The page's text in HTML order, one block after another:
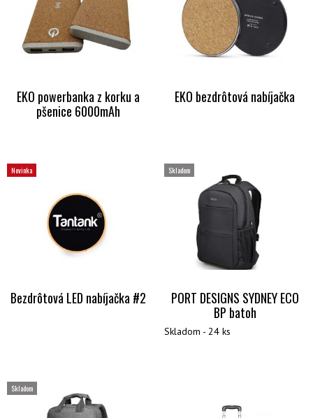
EKO powerbanka z korku a
pšenice 6000mAh
EKO bezdrôtová nabíjačka
Novinka
Bezdrôtová LED nabíjačka #2
Skladom
PORT DESIGNS SYDNEY ECO
BP batoh
Skladom - 24 ks
Skladom